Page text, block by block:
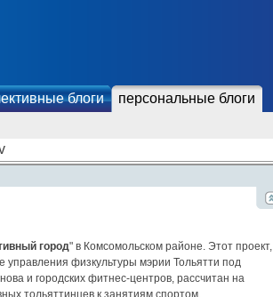
блоги персональные блоги
город" в Комсомольском районе. Этот проект,
управления физкультуры мэрии Тольятти под
и городских фитнес-центров, рассчитан на
тольяттинцев к занятиям спортом.